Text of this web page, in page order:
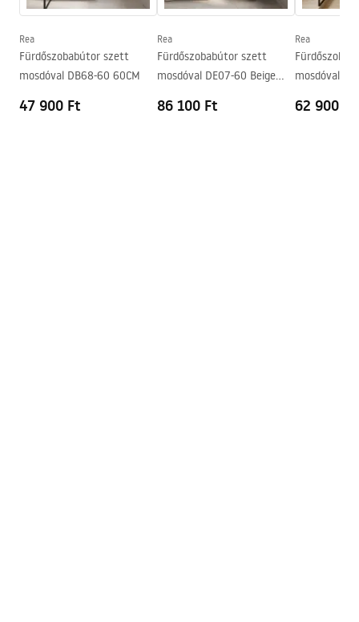
_24.pdf
Rea
Fürdőszobabútor szett
mosdóval DB68-60 60CM
47 900 Ft
Rea
Fürdőszobabútor szett
mosdóval DE07-60 Beige
86 100 Ft
Rea
mosdóval
62 900 Ft